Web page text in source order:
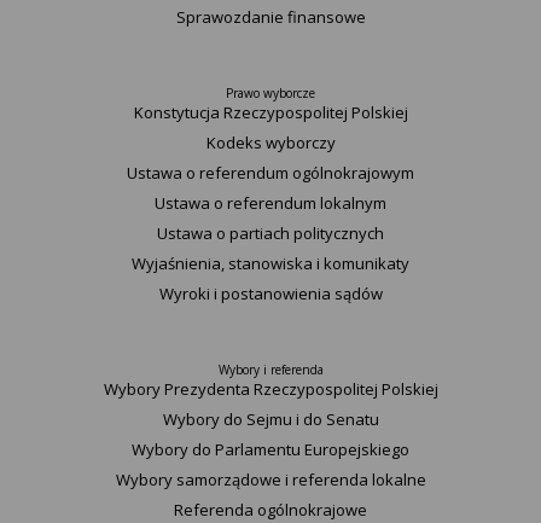
Sprawozdanie finansowe
Prawo wyborcze
Konstytucja Rzeczypospolitej Polskiej​
Kodeks wyborczy
Ustawa o referendum ogólnokrajowym
Ustawa o referendum lokalnym
Ustawa o partiach politycznych
Wyjaśnienia, stanowiska i komunikaty
Wyroki i postanowienia sądów
Wybory i referenda
Wybory Prezydenta Rzeczypospolitej Polskiej
Wybory do Sejmu i do Senatu
Wybory do Parlamentu Europejskiego
Wybory samorządowe i referenda lokalne
Referenda ogólnokrajowe